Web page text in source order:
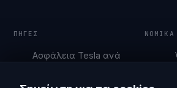
ΠΗΓΈΣ
Ασφάλεια Tesla ανά
Οδηγοί στάθμευσης
ΝΟΜΙΚΆ